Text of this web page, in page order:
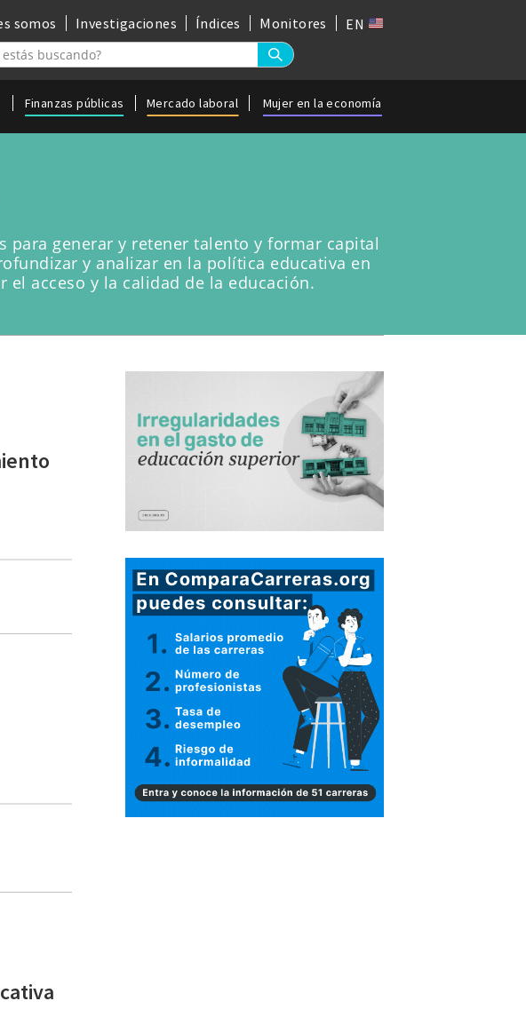
somos Investigaciones Índices Monitores EN
Finanzas públicas Mercado laboral Mujer en la economía
generar y retener talento y formar capital
y analizar en la política educativa en
acceso y la calidad de la educación.